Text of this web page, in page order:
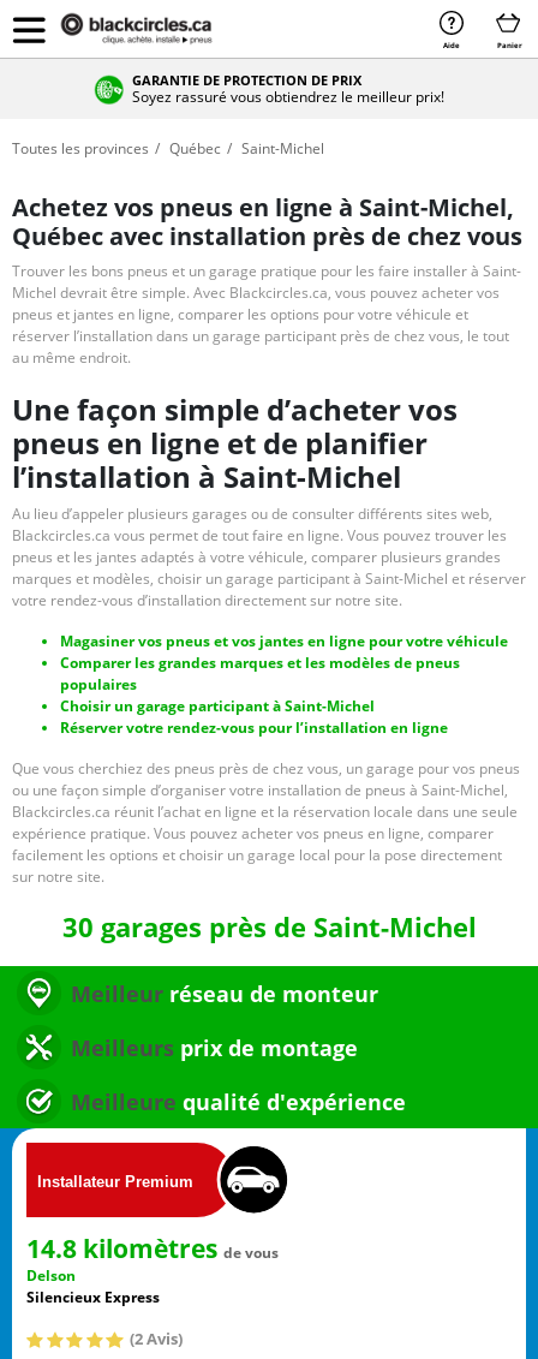
Aide Panier
GARANTIE DE PROTECTION DE PRIX
Soyez rassuré vous obtiendrez le meilleur prix!
Toutes les provinces Québec Saint-Michel
Achetez vos pneus en ligne à Saint-Michel,
Québec avec installation près de chez vous
Trouver les bons pneus et un garage pratique pour les faire installer à Saint-
Michel devrait être simple. Avec Blackcircles.ca, vous pouvez acheter vos
pneus et jantes en ligne, comparer les options pour votre véhicule et
réserver l’installation dans un garage participant près de chez vous, le tout
au même endroit.
Une façon simple d’acheter vos
pneus en ligne et de planifier
l’installation à Saint-Michel
Au lieu d’appeler plusieurs garages ou de consulter différents sites web,
Blackcircles.ca vous permet de tout faire en ligne. Vous pouvez trouver les
pneus et les jantes adaptés à votre véhicule, comparer plusieurs grandes
marques et modèles, choisir un garage participant à Saint-Michel et réserver
votre rendez-vous d’installation directement sur notre site.
Magasiner vos pneus et vos jantes en ligne pour votre véhicule
Comparer les grandes marques et les modèles de pneus
populaires
Choisir un garage participant à Saint-Michel
Réserver votre rendez-vous pour l’installation en ligne
Que vous cherchiez des pneus près de chez vous, un garage pour vos pneus
ou une façon simple d’organiser votre installation de pneus à Saint-Michel,
Blackcircles.ca réunit l’achat en ligne et la réservation locale dans une seule
expérience pratique. Vous pouvez acheter vos pneus en ligne, comparer
facilement les options et choisir un garage local pour la pose directement
sur notre site.
30 garages près de Saint-Michel
Meilleur réseau de monteur
Meilleurs prix de montage
Meilleure qualité d'expérience
14.8 kilomètres de vous
Delson
Silencieux Express
(2 Avis)